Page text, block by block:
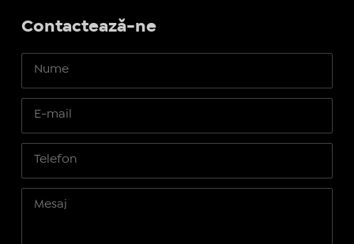
Contactează-ne